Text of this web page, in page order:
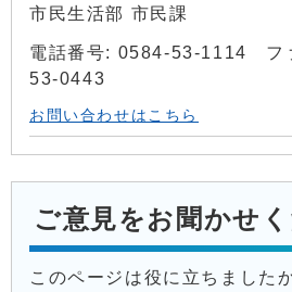
市民生活部 市民課
電話番号: 0584-53-1114 フ
53-0443
お問い合わせはこちら
ご意見をお聞かせ
このページは役に立ちました